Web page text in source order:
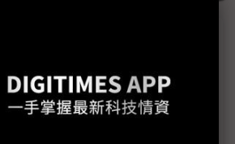
錯節 兩大區域決定下半年銷量
力 全球年出貨2~4%跌勢難擋